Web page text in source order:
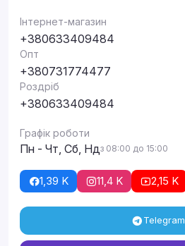
Інтернет-магазин
+380633409484
Опт
+380731774477
Роздріб
+380633409484
Графік роботи
Пн - Чт, Сб, Ндз 08:00 до 15:00
1,39 K 11,4 K 2,15 K
Telegram